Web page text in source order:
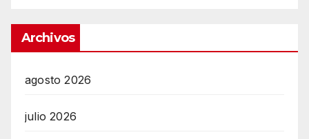
Archivos
agosto 2026
julio 2026